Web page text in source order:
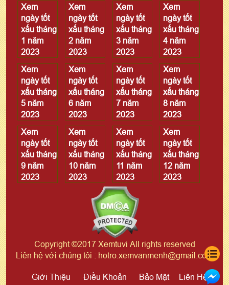
Xem
ngày tốt
xấu tháng
1 năm
2023
Xem
ngày tốt
xấu tháng
2 năm
2023
Xem
ngày tốt
xấu tháng
3 năm
2023
Xem
ngày tốt
xấu tháng
4 năm
2023
Xem
ngày tốt
xấu tháng
5 năm
2023
Xem
ngày tốt
xấu tháng
6 năm
2023
Xem
ngày tốt
xấu tháng
7 năm
2023
Xem
ngày tốt
xấu tháng
8 năm
2023
Xem
ngày tốt
xấu tháng
9 năm
2023
Xem
ngày tốt
xấu tháng
10 năm
2023
Xem
ngày tốt
xấu tháng
11 năm
2023
Xem
ngày tốt
xấu tháng
12 năm
2023
Copyright ©2017 Xemtuvi All rights reserved
Liên hệ với chúng tôi : hotro.xemvanmenh@gmail.com
Giới Thiệu Điều Khoản Bảo Mật Liên Hệ